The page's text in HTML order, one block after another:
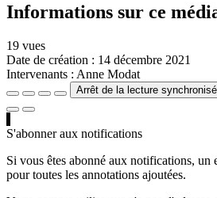
Informations sur ce
19 vues
Date de création : 14 décembre 2021
Intervenants : Anne Modat
Arrêt de la lecture
S'abonner aux notifications
Si vous êtes abonné aux notifications, un
pour toutes les annotations ajoutées.